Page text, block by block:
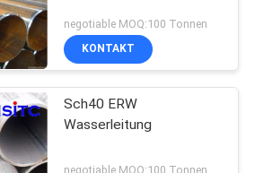
negotiable MOQ:100 Tonnen
KONTAKT
Sch40 ERW
Wasserleitung
negotiable MOQ:100 Tonnen